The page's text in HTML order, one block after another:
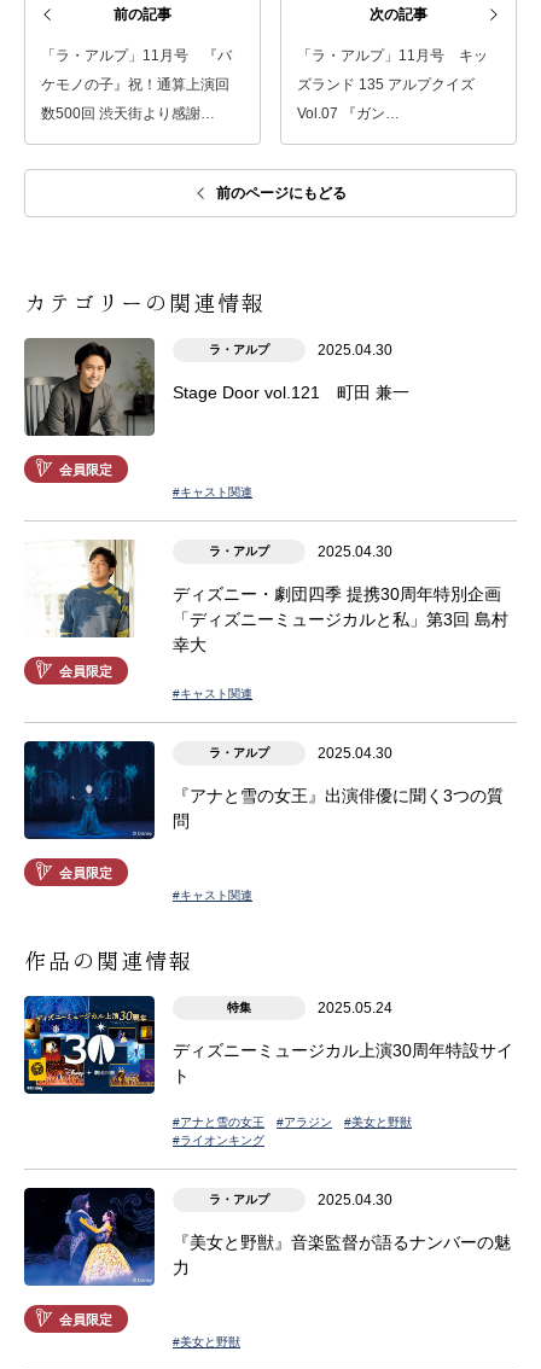
前の記事
「ラ・アルプ」11月号 『バ
ケモノの子』祝！通算上演回
数500回 渋天街より感謝…
次の記事
「ラ・アルプ」11月号 キッ
ズランド 135 アルプクイズ
Vol.07 『ガン…
前のページにもどる
カテゴリーの関連情報
会員限定
ラ・アルプ 2025.04.30
Stage Door vol.121 町田 兼一
#キャスト関連
会員限定
ラ・アルプ 2025.04.30
ディズニー・劇団四季 提携30周年特別企画
「ディズニーミュージカルと私」第3回 島村
幸大
#キャスト関連
会員限定
ラ・アルプ 2025.04.30
『アナと雪の女王』出演俳優に聞く3つの質
問
#キャスト関連
作品の関連情報
特集 2025.05.24
ディズニーミュージカル上演30周年特設サイ
ト
#アナと雪の女王 #アラジン
#美女と野獣
#ライオンキング
会員限定
ラ・アルプ 2025.04.30
『美女と野獣』音楽監督が語るナンバーの魅
力
#美女と野獣